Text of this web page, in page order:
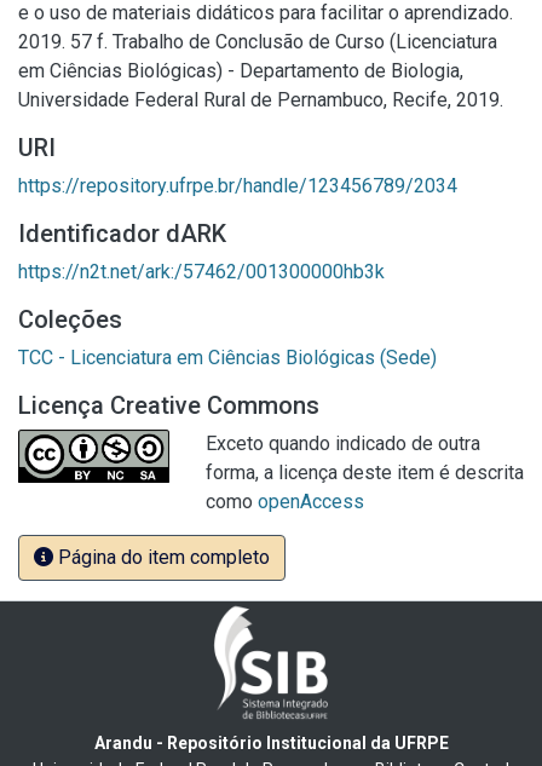
e o uso de materiais didáticos para facilitar o aprendizado.
2019. 57 f. Trabalho de Conclusão de Curso (Licenciatura
em Ciências Biológicas) - Departamento de Biologia,
Universidade Federal Rural de Pernambuco, Recife, 2019.
URI
https://repository.ufrpe.br/handle/123456789/2034
Identificador dARK
https://n2t.net/ark:/57462/001300000hb3k
Coleções
TCC - Licenciatura em Ciências Biológicas (Sede)
Licença Creative Commons
Exceto quando indicado de outra
forma, a licença deste item é descrita
como openAccess
Página do item completo
Arandu - Repositório Institucional da UFRPE